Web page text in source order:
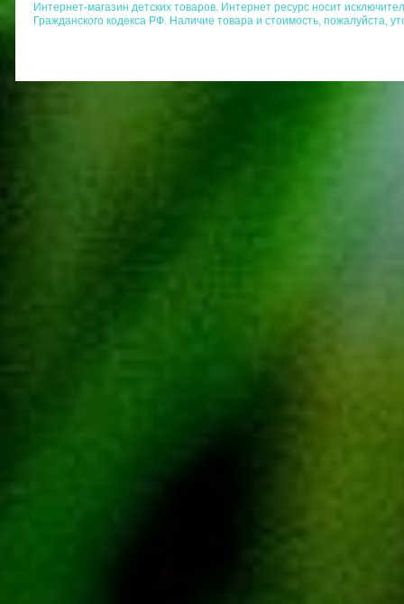
Интернет-магазин детских товаров. Интернет ресурс носит
Гражданского кодекса РФ. Наличие товара и стоимость, пожалуйста,